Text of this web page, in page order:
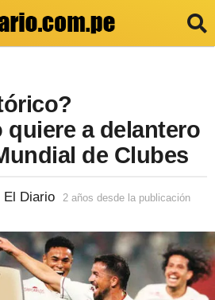
a delantero
de Clubes
El Diario 2 años desde la publicación
s
d
e